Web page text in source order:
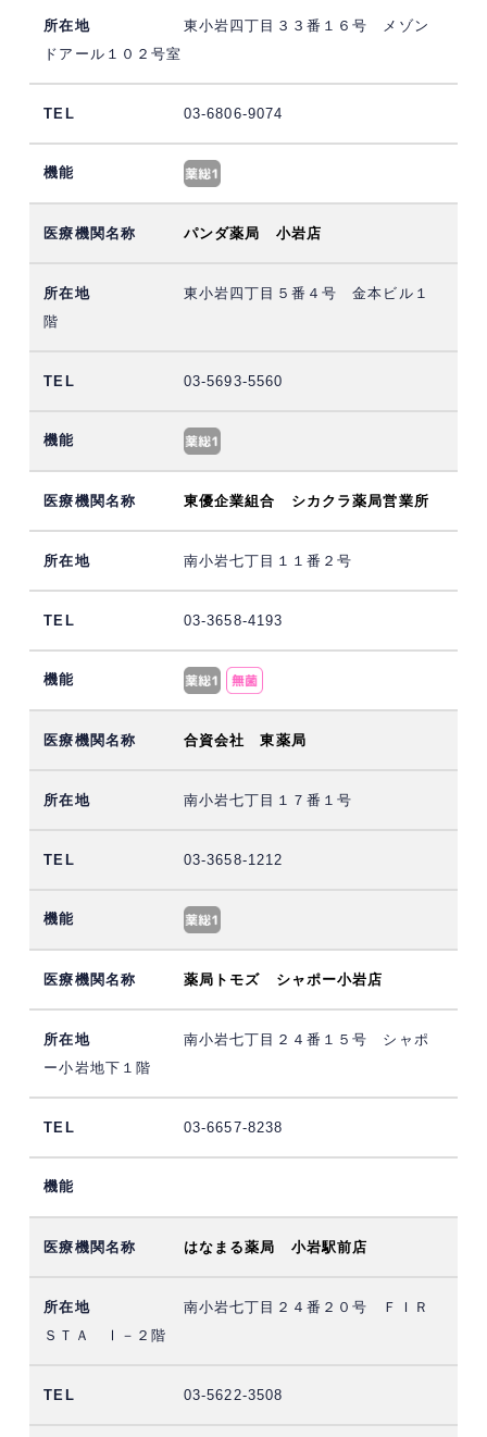
東小岩四丁目３３番１６号 メゾン
ドアール１０２号室
03-6806-9074
パンダ薬局 小岩店
東小岩四丁目５番４号 金本ビル１
階
03-5693-5560
東優企業組合 シカクラ薬局営業所
南小岩七丁目１１番２号
03-3658-4193
合資会社 東薬局
南小岩七丁目１７番１号
03-3658-1212
薬局トモズ シャポー小岩店
南小岩七丁目２４番１５号 シャポ
ー小岩地下１階
03-6657-8238
はなまる薬局 小岩駅前店
南小岩七丁目２４番２０号 ＦＩＲ
ＳＴＡ Ⅰ－２階
03-5622-3508